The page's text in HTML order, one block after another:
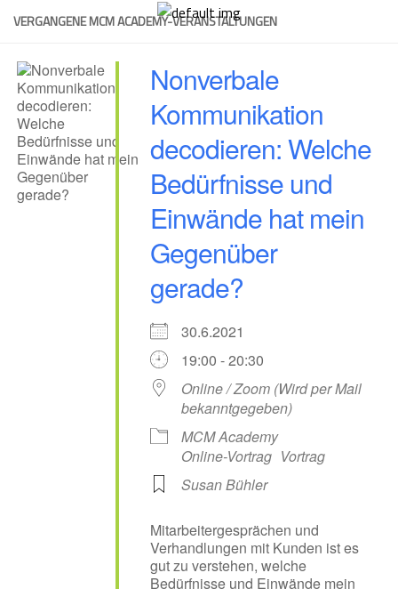
Skip
VERGANGENE MCM ACADEMY-VERANSTALTUNGEN
Nonverbale
Kommunikation
decodieren: Welche
Bedürfnisse und
Einwände hat mein
Gegenüber
gerade?
30.6.2021
19:00 - 20:30
Online / Zoom (Wird per Mail
bekanntgegeben)
MCM Academy
Online-Vortrag Vortrag
Susan Bühler
Mitarbeitergesprächen und
Verhandlungen mit Kunden ist es
gut zu verstehen, welche
Bedürfnisse und Einwände mein